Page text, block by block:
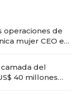
operaciones de
mujer CEO en
del
40 millones